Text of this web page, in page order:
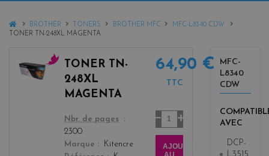
HOMEBROTHER TONERS BROTHER MFC
MFC-L8340 CDW
TONER TN-248XL MAGENTA
TONER TN-
248XL
MAGENTA
color
Nbr. de pages
2300
Marque
Kitencre
64,90 €
TTC
Quantité
AJOUTER
MFC-
L8340
CDW
AVEC
DCP-